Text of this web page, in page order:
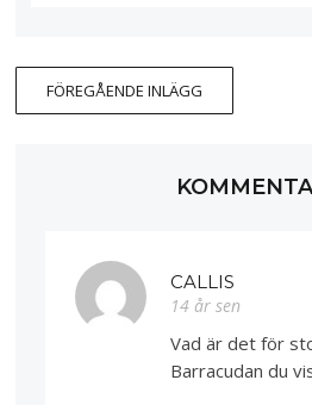
FÖREGÅENDE INLÄGG
CALLIS
14 år sen
Vad är det för
Barracudan du